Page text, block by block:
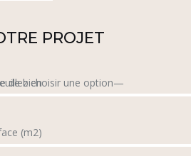
PROJET
de bien
(m2)